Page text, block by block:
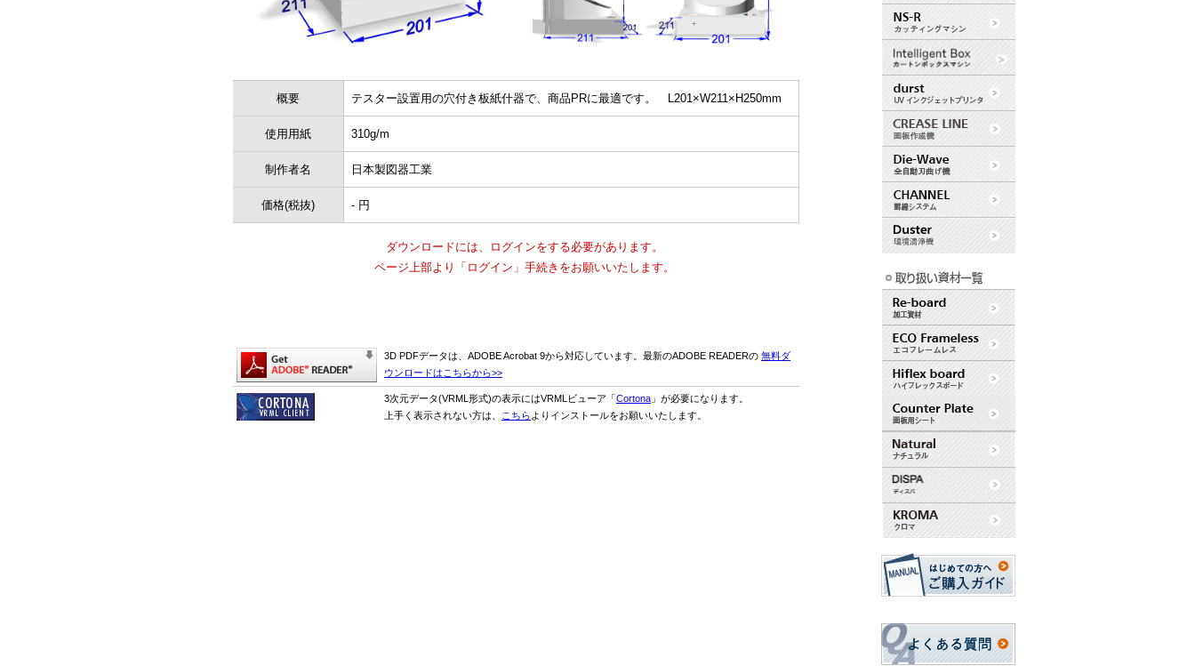
概要 テスター設置用の穴付き板紙什器で、商品PRに最適です。 L201×W211×H250mm
使用用紙 310g/m
制作者名 日本製図器工業
価格(税抜) - 円
ダウンロードには、ログインをする必要があります。
ページ上部より「ログイン」手続きをお願いいたします。
3D PDFデータは、ADOBE Acrobat 9から対応しています。最新のADOBE READERの 無料ダ
ウンロードはこちらから>>
3次元データ(VRML形式)の表示にはVRMLビューア「Cortona 」が必要になります。
上手く表示されない方は、
こちら よりインストールをお願いいたします。